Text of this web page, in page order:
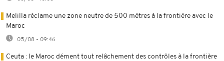
Melilla réclame une zone neutre de 500 mètres à la frontière avec le
Maroc
05/08 - 09:46
Ceuta : le Maroc dément tout relâchement des contrôles à la frontière